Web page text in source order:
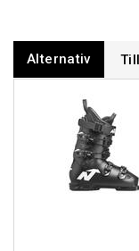
Alternativ